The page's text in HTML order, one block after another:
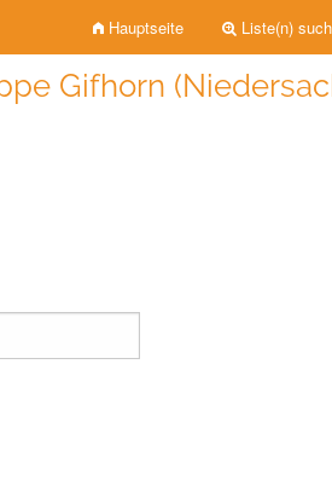
Hauptseite Liste(n)
Gifhorn